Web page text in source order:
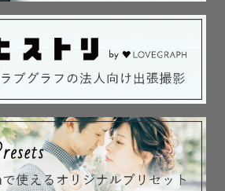
！
目がありません！！🍻